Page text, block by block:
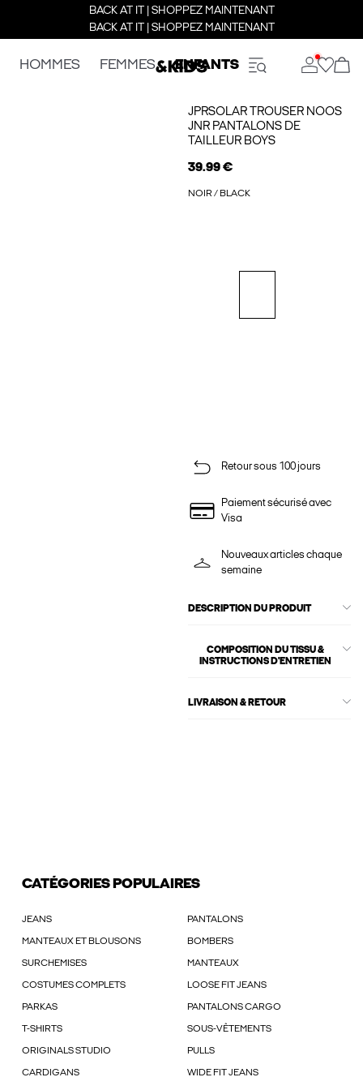
BACK AT IT | SHOPPEZ MAINTENANT
BACK AT IT | SHOPPEZ MAINTENANT
HOMMES FEMMES ENFANTS
JPRSOLAR TROUSER NOOS
JNR PANTALONS DE
TAILLEUR BOYS
39.99 €
NOIR / BLACK
Retour sous 100 jours
Paiement sécurisé avec
Visa
Nouveaux articles chaque
semaine
DESCRIPTION DU PRODUIT
COMPOSITION DU TISSU &
INSTRUCTIONS D'ENTRETIEN
LIVRAISON & RETOUR
CATÉGORIES POPULAIRES
JEANS PANTALONS
MANTEAUX ET BLOUSONS BOMBERS
SURCHEMISES MANTEAUX
COSTUMES COMPLETS LOOSE FIT JEANS
PARKAS PANTALONS CARGO
T-SHIRTS SOUS-VÊTEMENTS
ORIGINALS STUDIO PULLS
CARDIGANS WIDE FIT JEANS